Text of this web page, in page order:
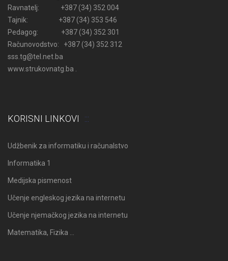
Ravnatelj: +387 (34) 352 004
Tajnik: +387 (34) 353 546
Pedagog: +387 (34) 352 301
Računovodstvo: +387 (34) 352 312
sss.tg@tel.net.ba
www.strukovnatg.ba .
KORISNI LINKOVI
Udžbenik za informatiku i računalstvo
Informatika 1
Medijska pismenost
Učenje engleskog jezika na internetu
Učenje njemačkog jezika na internetu
Matematika, Fizika …